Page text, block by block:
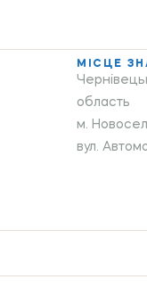
МІСЦЕ
область
м.
вул.